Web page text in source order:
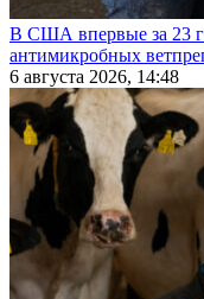
В США впервые за 23
антимикробных
6 августа 2026, 14:48